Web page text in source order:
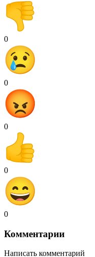
0
0
0
0
0
Комментарии
Написать комментарий